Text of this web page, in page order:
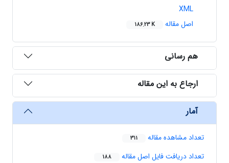
XML
اصل مقاله
186.23 K
هم رسانی
ارجاع به این مقاله
آمار
تعداد مشاهده مقاله 311
تعداد دریافت فایل اصل مقاله 188